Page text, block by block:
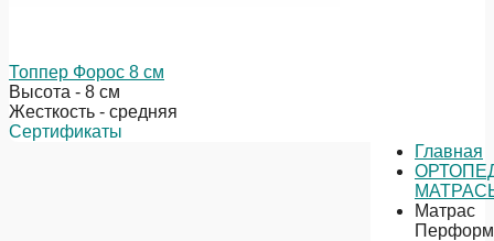
Топпер Форос 8 см
Высота - 8 см
Жесткость - средняя
Сертификаты
Главная
Матрас